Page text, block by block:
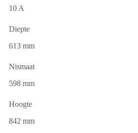
10 A
Diepte
613 mm
Nismaat
598 mm
Hoogte
842 mm